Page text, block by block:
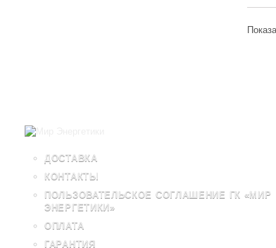
ДОСТАВКА
КОНТАКТЫ
ПОЛЬЗОВАТЕЛЬСКОЕ СОГЛАШЕНИЕ ГК «МИР
ЭНЕРГЕТИКИ»
ОПЛАТА
ГАРАНТИЯ